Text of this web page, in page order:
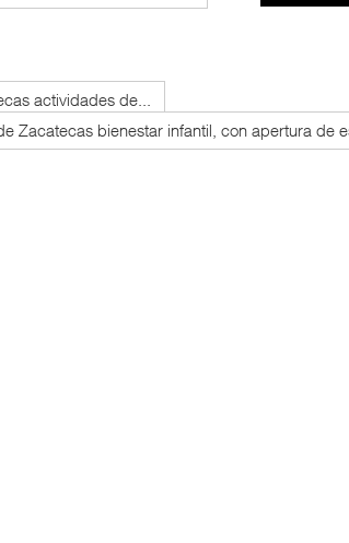
actividades de...
Zacatecas bienestar infantil, con apertura de